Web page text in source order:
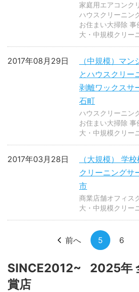
家庭用エアコンク
ハウスクリーニン
お住まい大掃除 事
大・中規模クリー
（中規模）マ
とハウスクリー
剥離ワックスサ
石町
2017年08月29日
ハウスクリーニン
お住まい大掃除 事
大・中規模クリー
（大規模） 学
クリーニングサ
市
2017年03月28日
商業店舗オフィス
大・中規模クリー
前へ 5 6
SINCE2012~ 2025年
賞店